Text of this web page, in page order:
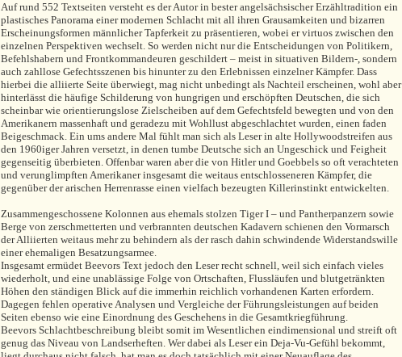
Auf rund 552 Textseiten versteht es der Autor in bester angelsächsischer Erzähltradition ein
plastisches Panorama einer modernen Schlacht mit all ihren Grausamkeiten und bizarren
Erscheinungsformen männlicher Tapferkeit zu präsentieren, wobei er virtuos zwischen den
einzelnen Perspektiven wechselt. So werden nicht nur die Entscheidungen von Politikern,
Befehlshabern und Frontkommandeuren geschildert – meist in situativen Bildern-, sondern
auch zahllose Gefechtsszenen bis hinunter zu den Erlebnissen einzelner Kämpfer. Dass
hierbei die alliierte Seite überwiegt, mag nicht unbedingt als Nachteil erscheinen, wohl aber
hinterlässt die häufige Schilderung von hungrigen und erschöpften Deutschen, die sich
scheinbar wie orientierungslose Zielscheiben auf dem Gefechtsfeld bewegten und von den
Amerikanern massenhaft und geradezu mit Wohllust abgeschlachtet wurden, einen faden
Beigeschmack. Ein ums andere Mal fühlt man sich als Leser in alte Hollywoodstreifen aus
den 1960iger Jahren versetzt, in denen tumbe Deutsche sich an Ungeschick und Feigheit
gegenseitig überbieten. Offenbar waren aber die von Hitler und Goebbels so oft verachteten
und verunglimpften Amerikaner insgesamt die weitaus entschlosseneren Kämpfer, die
gegenüber der arischen Herrenrasse einen vielfach bezeugten Killerinstinkt entwickelten.
Zusammengeschossene Kolonnen aus ehemals stolzen Tiger I – und Pantherpanzern sowie
Berge von zerschmetterten und verbrannten deutschen Kadavern schienen den Vormarsch
der Alliierten weitaus mehr zu behindern als der rasch dahin schwindende Widerstandswille
einer ehemaligen Besatzungsarmee.
Insgesamt ermüdet Beevors Text jedoch den Leser recht schnell, weil sich einfach vieles
wiederholt, und eine unablässige Folge von Ortschaften, Flussläufen und blutgetränkten
Höhen den ständigen Blick auf die immerhin reichlich vorhandenen Karten erfordern.
Dagegen fehlen operative Analysen und Vergleiche der Führungsleistungen auf beiden
Seiten ebenso wie eine Einordnung des Geschehens in die Gesamtkriegführung.
Beevors Schlachtbeschreibung bleibt somit im Wesentlichen eindimensional und streift oft
genug das Niveau von Landserheften. Wer dabei als Leser ein Deja-Vu-Gefühl bekommt,